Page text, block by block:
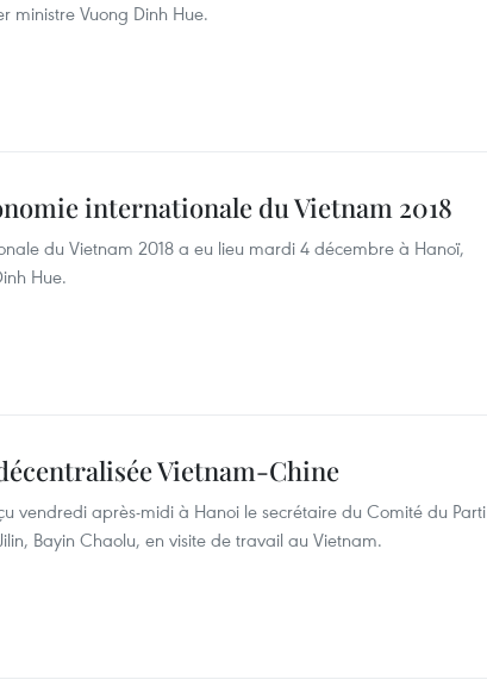
ministre Vuong Dinh Hue.
internationale du Vietnam 2018
du Vietnam 2018 a eu lieu mardi 4 décembre à Hanoï,
Hue.
Vietnam-Chine
vendredi après-midi à Hanoi le secrétaire du Comité du Parti
Bayin Chaolu, en visite de travail au Vietnam.